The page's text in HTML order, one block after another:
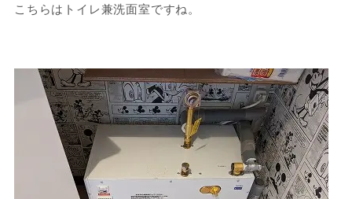
こちらはトイレ兼洗面室ですね。